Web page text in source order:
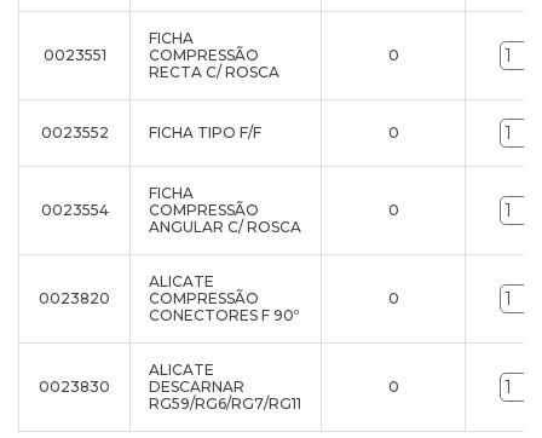
0023551
FICHA
COMPRESSÃO
RECTA C/ ROSCA
0
0023552 FICHA TIPO F/F 0
0023554
FICHA
COMPRESSÃO
ANGULAR C/ ROSCA
0
0023820
ALICATE
COMPRESSÃO
CONECTORES F 90º
0
0023830
ALICATE
DESCARNAR
RG59/RG6/RG7/RG11
0